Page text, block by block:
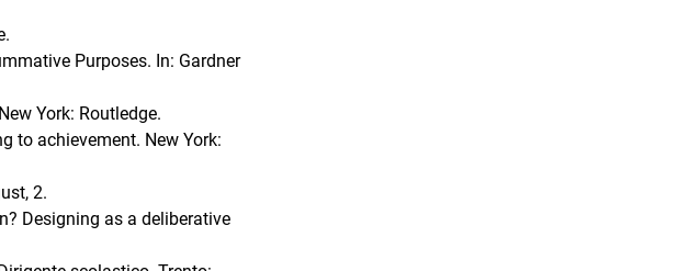
Purposes. In: Gardner
York: Routledge.
to achievement. New York:
2.
Designing as a deliberative